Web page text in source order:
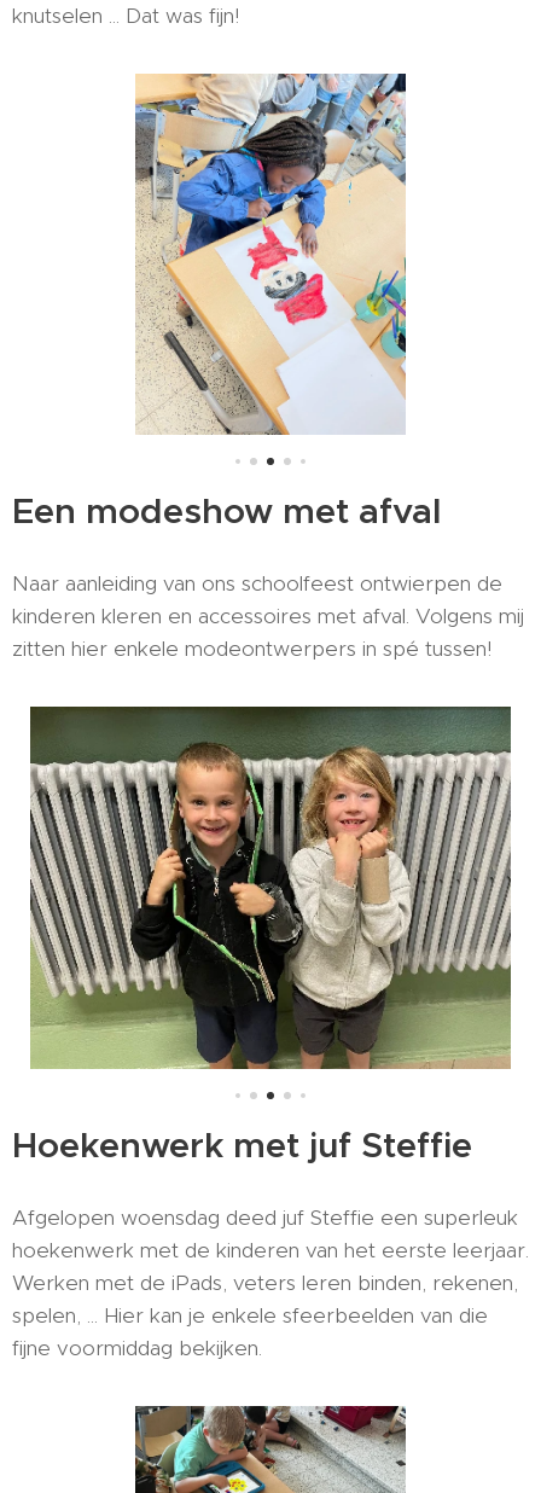
knutselen ... Dat was fijn!
Een modeshow met afval
Naar aanleiding van ons schoolfeest ontwierpen de
kinderen kleren en accessoires met afval. Volgens mij
zitten hier enkele modeontwerpers in spé tussen!
Hoekenwerk met juf Steffie
Afgelopen woensdag deed juf Steffie een superleuk
hoekenwerk met de kinderen van het eerste leerjaar.
Werken met de iPads, veters leren binden, rekenen,
spelen, ... Hier kan je enkele sfeerbeelden van die
fijne voormiddag bekijken.